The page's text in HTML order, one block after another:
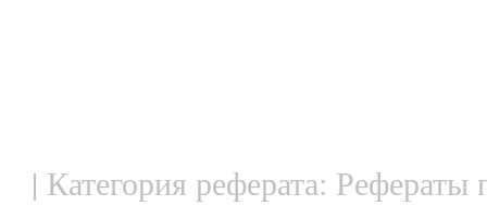
| Категория реферата: Рефераты